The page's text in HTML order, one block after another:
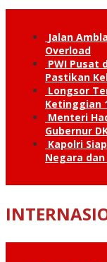
Jalan
Overload
PWI Pusat
Pastikan
Longsor
Ketinggian
Menteri
Gubernur
Kapolri
Negara dan